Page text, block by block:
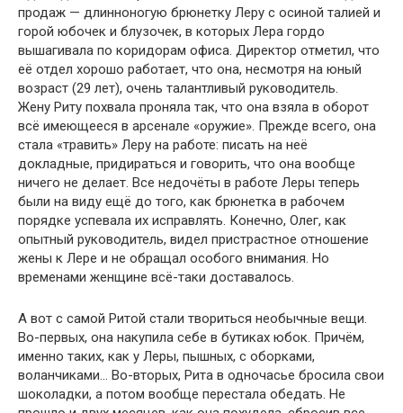
продаж — длинноногую брюнетку Леру с осиной талией и
горой юбочек и блузочек, в которых Лера гордо
вышагивала по коридорам офиса. Директор отметил, что
её отдел хорошо работает, что она, несмотря на юный
возраст (29 лет), очень талантливый руководитель.
Жену Риту похвала проняла так, что она взяла в оборот
всё имеющееся в арсенале «оружие». Прежде всего, она
стала «травить» Леру на работе: писать на неё
докладные, придираться и говорить, что она вообще
ничего не делает. Все недочёты в работе Леры теперь
были на виду ещё до того, как брюнетка в рабочем
порядке успевала их исправлять. Конечно, Олег, как
опытный руководитель, видел пристрастное отношение
жены к Лере и не обращал особого внимания. Но
временами женщине всё-таки доставалось.
А вот с самой Ритой стали твориться необычные вещи.
Во-первых, она накупила себе в бутиках юбок. Причём,
именно таких, как у Леры, пышных, с оборками,
воланчиками… Во-вторых, Рита в одночасье бросила свои
шоколадки, а потом вообще перестала обедать. Не